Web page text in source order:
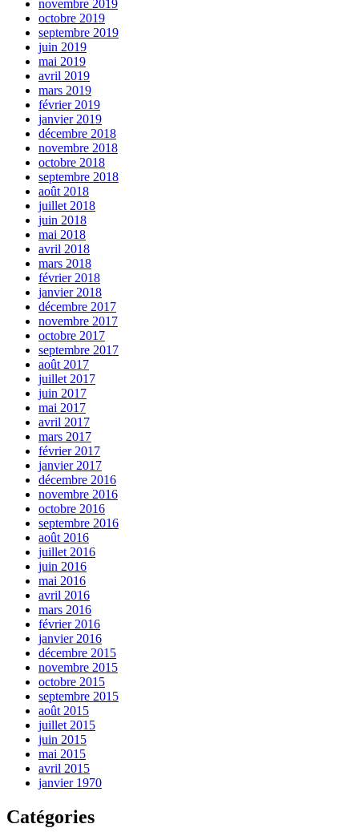
novembre 2019
octobre 2019
septembre 2019
juin 2019
mai 2019
avril 2019
mars 2019
février 2019
janvier 2019
décembre 2018
novembre 2018
octobre 2018
septembre 2018
août 2018
juillet 2018
juin 2018
mai 2018
avril 2018
mars 2018
février 2018
janvier 2018
décembre 2017
novembre 2017
octobre 2017
septembre 2017
août 2017
juillet 2017
juin 2017
mai 2017
avril 2017
mars 2017
février 2017
janvier 2017
décembre 2016
novembre 2016
octobre 2016
septembre 2016
août 2016
juillet 2016
juin 2016
mai 2016
avril 2016
mars 2016
février 2016
janvier 2016
décembre 2015
novembre 2015
octobre 2015
septembre 2015
août 2015
juillet 2015
juin 2015
mai 2015
avril 2015
janvier 1970
Catégories